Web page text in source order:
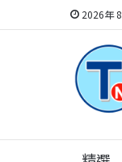
2026年